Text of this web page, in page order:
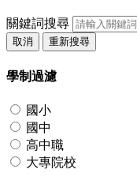
關鍵詞搜尋
取消 重新搜尋
學制過濾
國小
國中
高中職
大專院校